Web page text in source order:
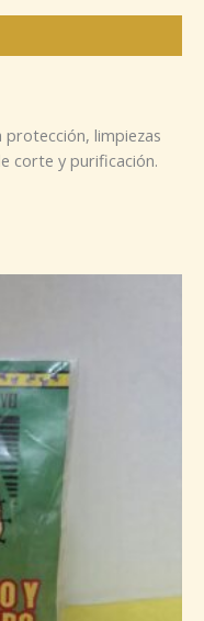
limpiezas
corte y purificación.